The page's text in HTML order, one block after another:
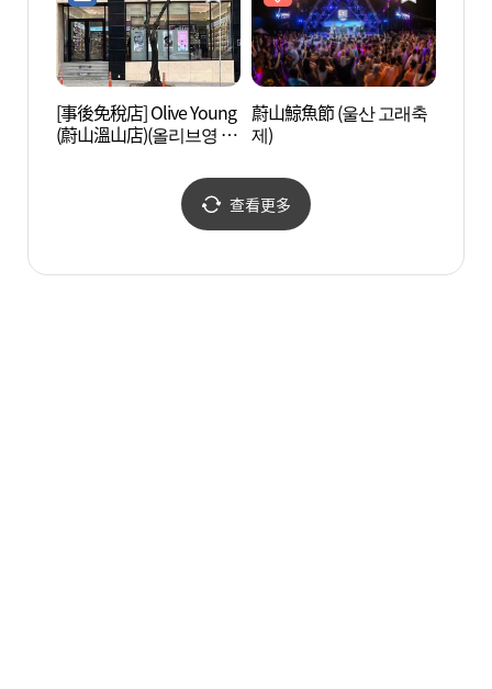
[事後免稅店] Olive Young
(蔚山溫山店)(올리브영 울
蔚山鯨魚節 (울산 고래축
제)
查看更多